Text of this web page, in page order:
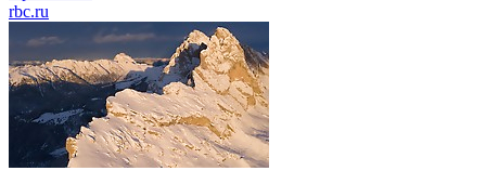
rbc.ru